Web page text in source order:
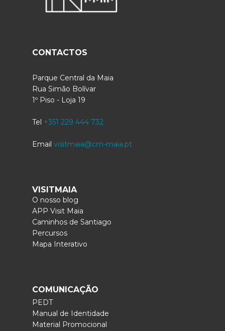
CONTACTOS
Parque Central da Maia
Rua Simão Bolívar
1º Piso - Loja 19
Tel +351 229 444 732
Email visitmaia@cm-maia.pt
VISITMAIA
O nosso blog
APP Visit Maia
Caminhos de Santiago
Percursos
Mapa Interativo
COMUNICAÇÃO
PEDT
Manual de Identidade
Material Promocional